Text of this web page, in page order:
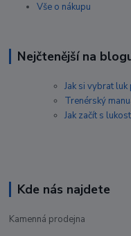
Vše o nákupu
Nejčtenější na
Jak si vybrat luk
Trenérský
Jak začít s
Kde nás najdete
Kamenná prodejna